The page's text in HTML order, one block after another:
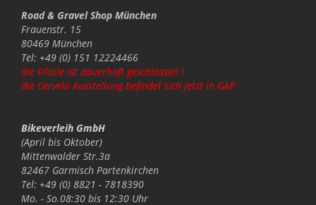
Road & Gravel Shop München
Frauenstr. 15
80469 München
Tel: +49 (0) 151 12224466
die Filiale ist dauerhaft geschlossen !
die Cervelo Ausstellung befindet sich jetzt in GAP
Bikeverleih GmbH
(April bis Oktober)
Mittenwalder Str.3a
82467 Garmisch Partenkirchen
Tel: +49 (0) 8821 - 7818390
Mo. - So.08:30 bis 12:30 Uhr